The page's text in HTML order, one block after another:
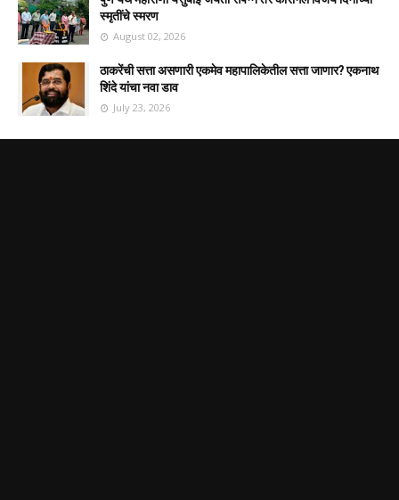
स्मृतींचे स्मरण
August 02, 2026
ठाकरेंची सत्ता असणारी एकमेव महापालिकेतील सत्ता जाणार? एकनाथ
शिंदे यांचा नवा डाव
July 23, 2026